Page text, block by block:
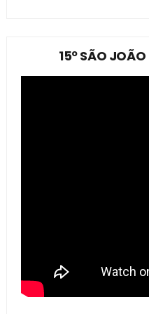
15º SÃO